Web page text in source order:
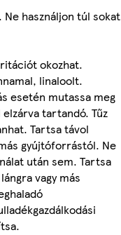
Ne használjon túl sokat
okozhat.
linaloolt.
esetén mutassa meg
tartandó. Tűz
Tartsa távol
gyújtóforrástól. Ne
után sem. Tartsa
vagy más